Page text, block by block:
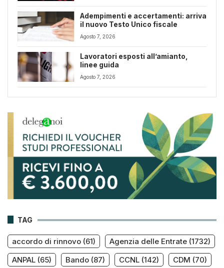
Adempimenti e accertamenti: arriva
il nuovo Testo Unico fiscale
Agosto 7, 2026
Lavoratori esposti all’amianto,
linee guida
Agosto 7, 2026
TAG
accordo di rinnovo (61) Agenzia delle Entrate (1732)
ANPAL (65) Bando (87) CCNL (142) CDM (70)